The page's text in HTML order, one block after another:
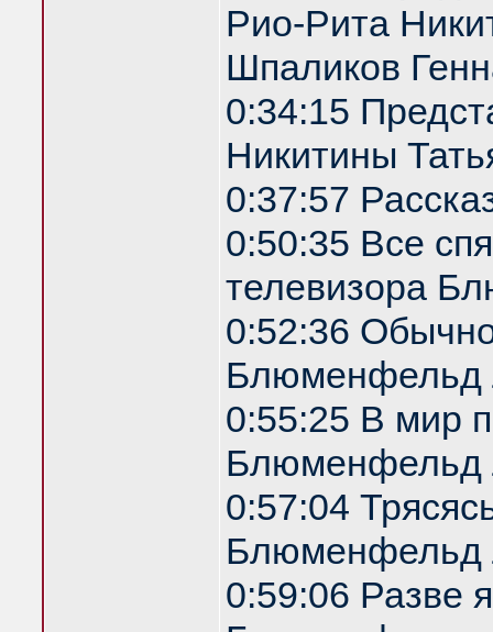
Рио-Рита
Шпаликов
0:34:15
Никитины
0:37:57
0:50:35 Все
телевизора
0:52:36
Блюменфельд
0:55:25 В мир
Блюменфельд
0:57:04
Блюменфельд
0:59:06 Разве